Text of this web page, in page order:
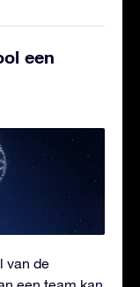
een
van de